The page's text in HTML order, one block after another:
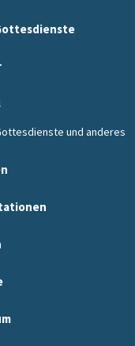
und anderes